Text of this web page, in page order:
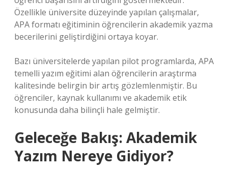
Özellikle üniversite düzeyinde yapılan çalışmalar,
APA formatı eğitiminin öğrencilerin akademik yazma
becerilerini geliştirdiğini ortaya koyar.
Bazı üniversitelerde yapılan pilot programlarda, APA
temelli yazım eğitimi alan öğrencilerin araştırma
kalitesinde belirgin bir artış gözlemlenmiştir. Bu
öğrenciler, kaynak kullanımı ve akademik etik
konusunda daha bilinçli hale gelmiştir.
Geleceğe Bakış: Akademik
Yazım Nereye Gidiyor?